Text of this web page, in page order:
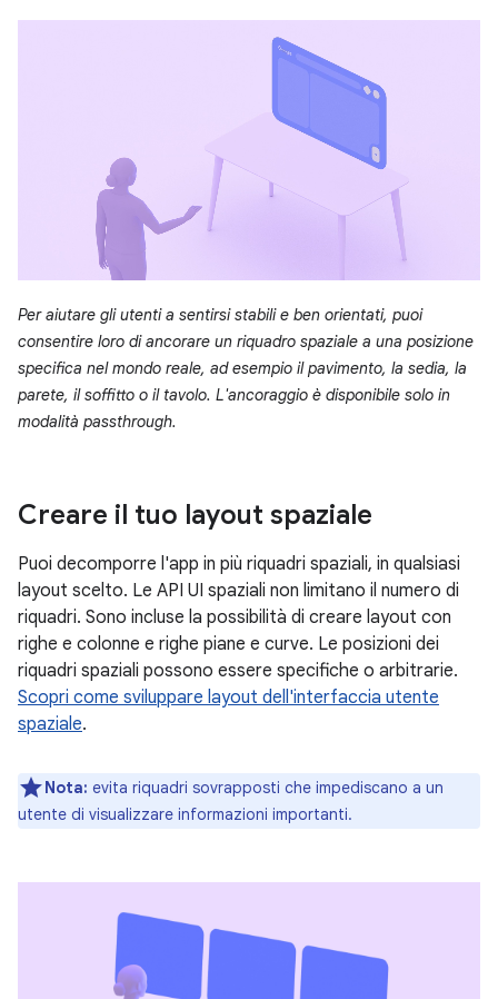
Per aiutare gli utenti a sentirsi stabili e ben orientati, puoi
consentire loro di ancorare un riquadro spaziale a una posizione
specifica nel mondo reale, ad esempio il pavimento, la sedia, la
parete, il soffitto o il tavolo. L'ancoraggio è disponibile solo in
modalità passthrough.
Creare il tuo layout spaziale
Puoi decomporre l'app in più riquadri spaziali, in qualsiasi
layout scelto. Le API UI spaziali non limitano il numero di
riquadri. Sono incluse la possibilità di creare layout con
righe e colonne e righe piane e curve. Le posizioni dei
riquadri spaziali possono essere specifiche o arbitrarie.
Scopri come sviluppare layout dell'interfaccia utente
spaziale.
Nota: evita riquadri sovrapposti che impediscano a un
utente di visualizzare informazioni importanti.